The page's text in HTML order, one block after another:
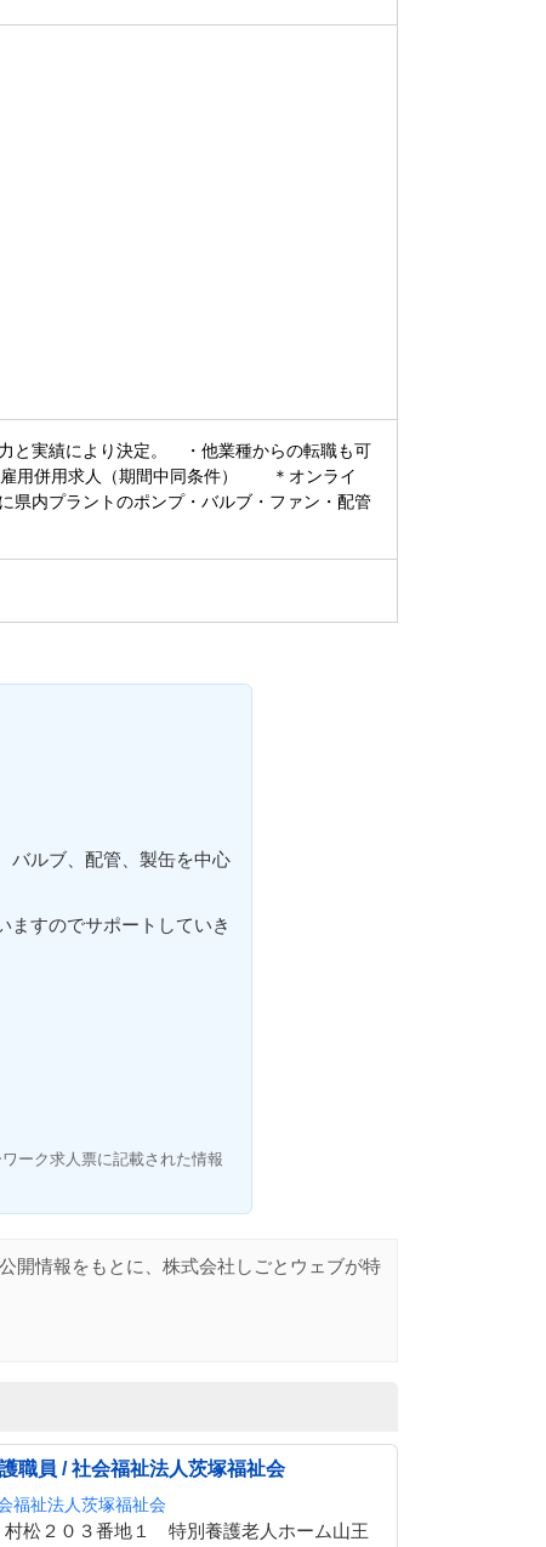
と実績により決定。 ・他業種からの転職も可
併用求人（期間中同条件） ＊オンライ
プラントのポンプ・バルブ・ファン・配管
ルブ、配管、製缶を中心
ますのでサポートしていき
ーク求人票に記載された情報
開情報をもとに、株式会社しごとウェブが特
職員 / 社会福祉法人茨塚福祉会
福祉法人茨塚福祉会
村松２０３番地１ 特別養護老人ホーム山王